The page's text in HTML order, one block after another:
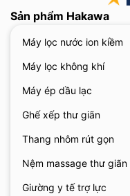
Sản phẩm Hakawa
Máy lọc nước ion kiềm
Máy lọc không khí
Máy ép dầu lạc
Ghế xếp thư giãn
Thang nhôm rút gọn
Nệm massage thư giãn
Giường y tế trợ lực